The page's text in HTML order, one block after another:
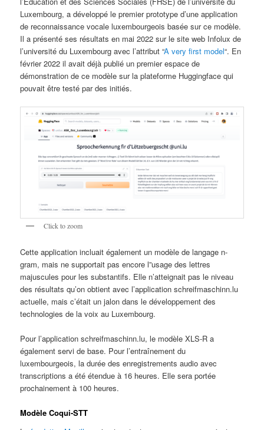
Luxembourg, a développé le premier prototype d’une application
de reconnaissance vocale luxembourgeois basée sur ce modèle.
Il a présenté ses résultats en mai 2022 sur le site web Infolux de
l’université du Luxembourg avec l’attribut “A very first model“. En
février 2022 il avait déjà publié un premier espace de
démonstration de ce modèle sur la plateforme Huggingface qui
pouvait être testé par des initiés.
Click to zoom
Cette application incluait également un modèle de langage n-
gram, mais ne supportait pas encore l”usage des lettres
majuscules pour les substantifs. Elle n’atteignait pas le niveau
des résultats qu’on obtient avec l’application schreifmaschinn.lu
actuelle, mais c’était un jalon dans le développement des
technologies de la voix au Luxembourg.
Pour l’application schreifmaschinn.lu, le modèle XLS-R a
également servi de base. Pour l’entraînement du
luxembourgeois, la durée des enregistrements audio avec
transcriptions a été étendue à 16 heures. Elle sera portée
prochainement à 100 heures.
Modèle Coqui-STT